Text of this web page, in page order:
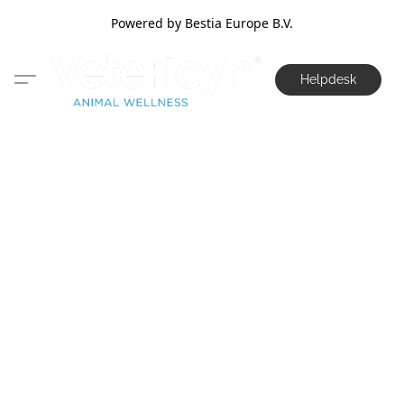
Powered by Bestia Europe B.V.
Helpdesk